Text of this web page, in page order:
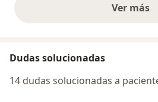
Ver más
Dudas solucionadas
14 dudas solucionadas a